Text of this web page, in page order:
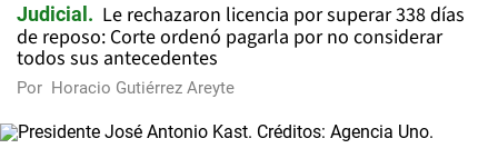
Judicial
Le rechazaron licencia por superar 338 días
de reposo: Corte ordenó pagarla por no considerar
todos sus antecedentes
Por Horacio Gutiérrez Areyte